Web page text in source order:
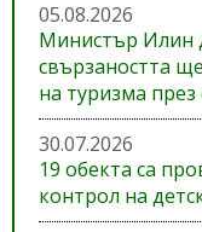
05.08.2026
Министър Илин
свързаността
на туризма
30.07.2026
19 обекта са
контрол на